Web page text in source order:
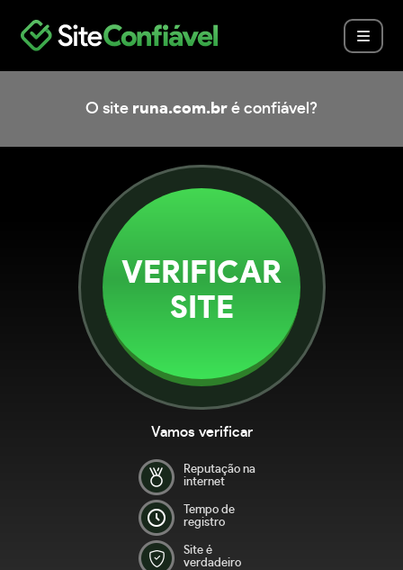
O site runa.com.br é confiável?
VERIFICAR
SITE
Vamos verificar
Reputação na
internet
Tempo de
registro
Site é
verdadeiro